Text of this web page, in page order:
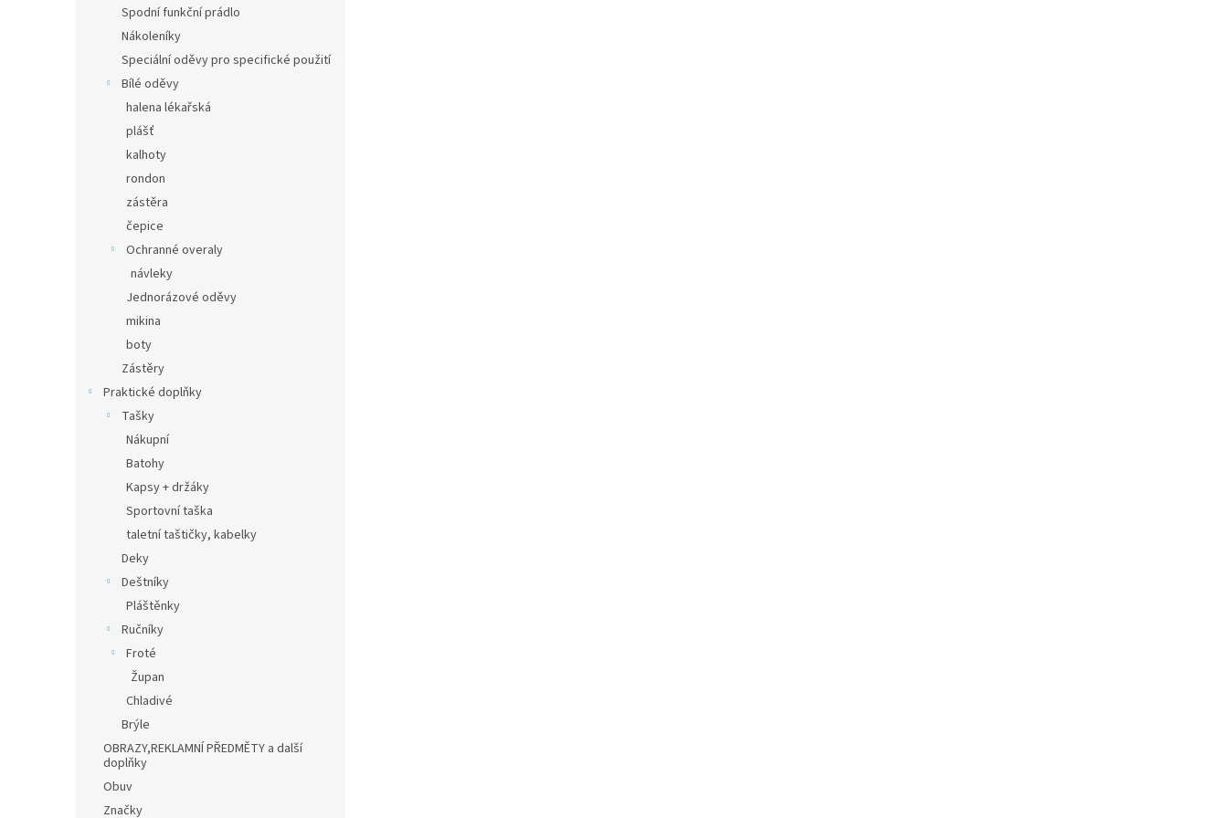
Spodní funkční prádlo
Nákoleníky
Speciální oděvy pro specifické použití
Bílé oděvy
halena lékařská
plášť
kalhoty
rondon
zástěra
čepice
Ochranné overaly
návleky
Jednorázové oděvy
mikina
boty
Zástěry
Praktické doplňky
Tašky
Nákupní
Batohy
Kapsy + držáky
Sportovní taška
taletní taštičky, kabelky
Deky
Deštníky
Pláštěnky
Ručníky
Froté
Župan
Chladivé
Brýle
OBRAZY,REKLAMNÍ PŘEDMĚTY a další
doplňky
Obuv
Značky